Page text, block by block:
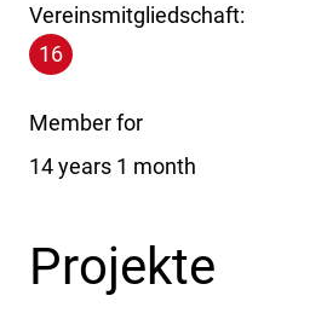
Vereinsmitgliedschaft:
16
Member for
14 years 1 month
Projekte